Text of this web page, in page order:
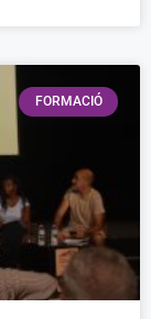
FORMACIÓ